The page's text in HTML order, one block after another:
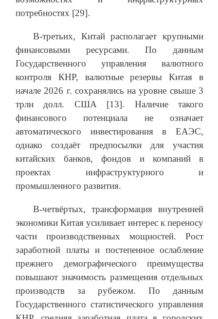
потребностях [29].
В-третьих, Китай располагает крупными
финансовыми ресурсами. По данным
Государственного управления валютного
контроля КНР, валютные резервы Китая в
начале 2026 г. сохранялись на уровне свыше 3
трлн долл. США [13]. Наличие такого
финансового потенциала не означает
автоматического инвестирования в ЕАЭС,
однако создаёт предпосылки для участия
китайских банков, фондов и компаний в
проектах инфраструктурного и
промышленного развития.
В-четвёртых, трансформация внутренней
экономики Китая усиливает интерес к переносу
части производственных мощностей. Рост
заработной платы и постепенное ослабление
прежнего демографического преимущества
повышают значимость размещения отдельных
производств за рубежом. По данным
Государственного статистического управления